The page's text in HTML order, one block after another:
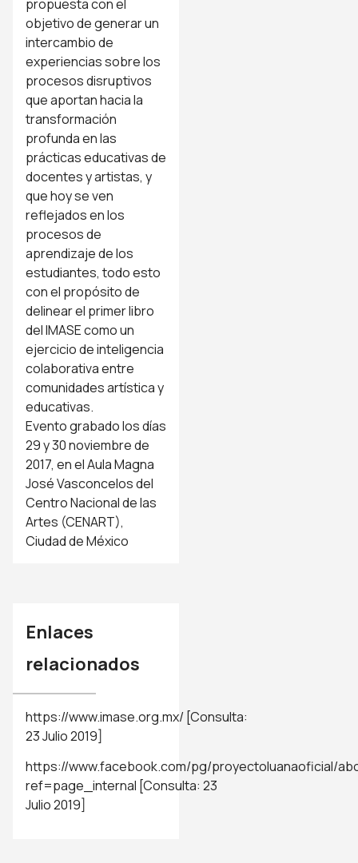
propuesta con el
objetivo de generar un
intercambio de
experiencias sobre los
procesos disruptivos
que aportan hacia la
transformación
profunda en las
prácticas educativas de
docentes y artistas, y
que hoy se ven
reflejados en los
procesos de
aprendizaje de los
estudiantes, todo esto
con el propósito de
delinear el primer libro
del IMASE como un
ejercicio de inteligencia
colaborativa entre
comunidades artística y
educativas.
Evento grabado los días
29 y 30 noviembre de
2017, en el Aula Magna
José Vasconcelos del
Centro Nacional de las
Artes (CENART),
Ciudad de México
Enlaces
relacionados
https://www.imase.org.mx/ [Consulta:
23 Julio 2019]
https://www.facebook.com/pg/proyectoluanaoficial/
ref=page_internal [Consulta: 23
Julio 2019]